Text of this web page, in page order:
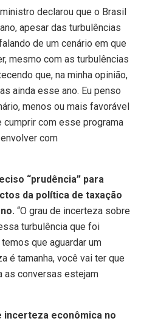
declarou que o Brasil
apesar das turbulências
de um cenário em que
mesmo com as turbulências
que, na minha opinião,
ainda esse ano. Eu penso
menos ou mais favorável
com esse programa
com
“prudência” para
da política de taxação
“O grau de incerteza sobre
turbulência que foi
que aguardar um
é tamanha, você vai ter que
as conversas estejam
incerteza econômica no